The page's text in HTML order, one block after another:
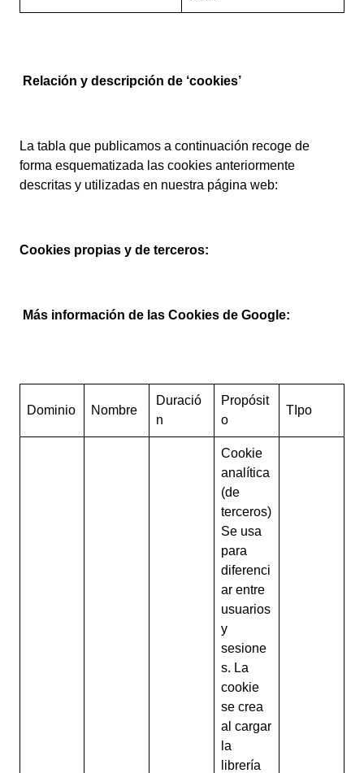
Relación y descripción de ‘cookies’
La tabla que publicamos a continuación recoge de
forma esquematizada las cookies anteriormente
descritas y utilizadas en nuestra página web:
Cookies propias y de terceros:
Más información de las Cookies de Google:
Dominio Nombre
Duració
n
Propósit
o
TIpo
Cookie
analítica
(de
terceros)
Se usa
para
diferenci
ar entre
usuarios
y
sesione
s. La
cookie
se crea
al cargar
la
librería